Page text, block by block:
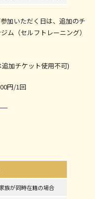
加いただく日は、追加のチ
ム（セルフトレーニング）
追加チケット使用不可)
円/1回
族が同時在籍の場合